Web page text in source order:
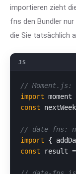
importieren zieht
fns den Bundler
die Sie tatsächlich
//
import moment
const
// date-fns:
import {
const result =